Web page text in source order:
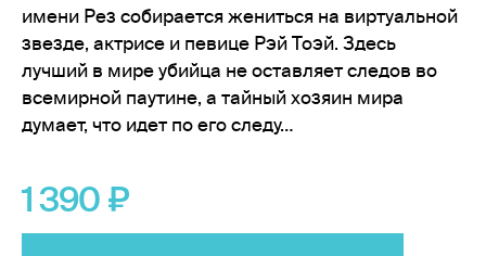
имени Рез собирается жениться на виртуальной
звезде, актрисе и певице Рэй Тоэй. Здесь
лучший в мире убийца не оставляет следов во
всемирной паутине, а тайный хозяин мира
думает, что идет по его следу…
1 390